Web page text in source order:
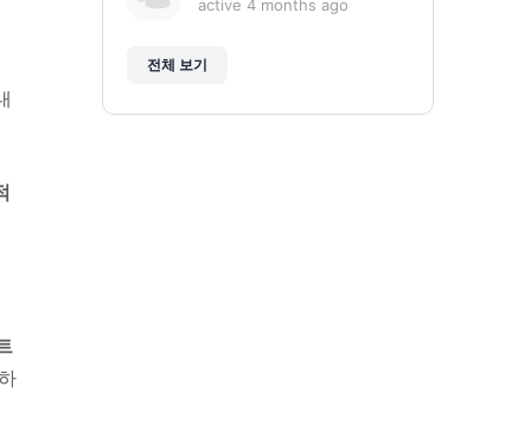
active 4 months ago
전체 보기